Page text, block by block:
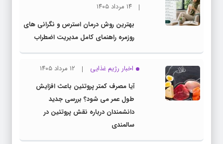
۱۴ مرداد ۱۴۰۵
بهترین روش درمان استرس و نگرانی های
روزمره راهنمای کامل مدیریت اضطراب
اخبار رژیم غذایی
۱۲ مرداد ۱۴۰۵
آیا مصرف کمتر پروتئین باعث افزایش
طول عمر می شود؟ بررسی جدید
دانشمندان درباره نقش پروتئین در
سالمندی